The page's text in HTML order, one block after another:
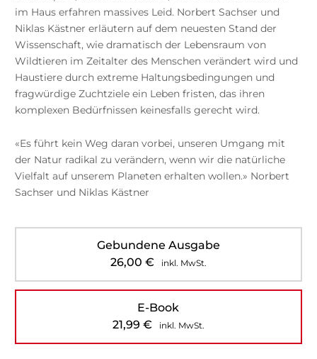
im Haus erfahren massives Leid. Norbert Sachser und
Niklas Kästner erläutern auf dem neuesten Stand der
Wissenschaft, wie dramatisch der Lebensraum von
Wildtieren im Zeitalter des Menschen verändert wird und
Haustiere durch extreme Haltungsbedingungen und
fragwürdige Zuchtziele ein Leben fristen, das ihren
komplexen Bedürfnissen keinesfalls gerecht wird.
«Es führt kein Weg daran vorbei, unseren Umgang mit
der Natur radikal zu verändern, wenn wir die natürliche
Vielfalt auf unserem Planeten erhalten wollen.» Norbert
Sachser und Niklas Kästner
Gebundene Ausgabe
26,00 € inkl. MwSt.
E-Book
21,99 € inkl. MwSt.